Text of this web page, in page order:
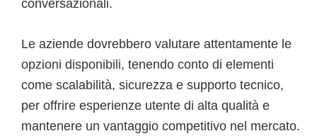
conversazionali.
Le aziende dovrebbero valutare attentamente le
opzioni disponibili, tenendo conto di elementi
come scalabilità, sicurezza e supporto tecnico,
per offrire esperienze utente di alta qualità e
mantenere un vantaggio competitivo nel mercato.